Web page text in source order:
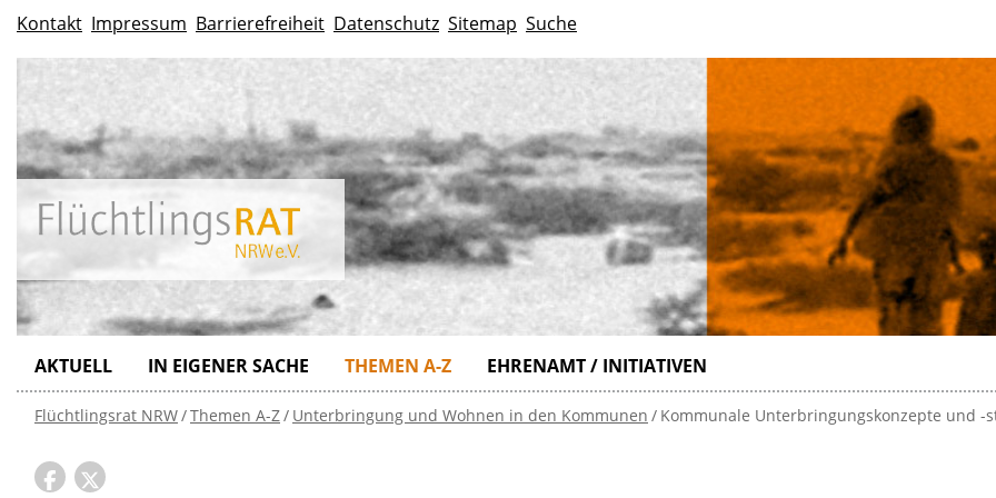
Kontakt Impressum Barrierefreiheit Datenschutz Sitemap Suche
AKTUELL IN EIGENER SACHE THEMEN A-Z EHRENAMT / INITIATIVEN
Flüchtlingsrat NRW Themen A-Z Unterbringung und Wohnen in den Kommunen Kommunale Unterbringungskonzepte und -